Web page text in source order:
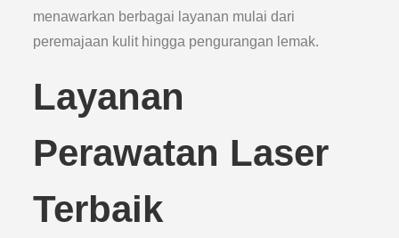
menawarkan berbagai layanan mulai dari
peremajaan kulit hingga pengurangan lemak.
Layanan
Perawatan Laser
Terbaik